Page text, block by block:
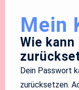
Mein
Wie
Dein Passwort
zurücksetzen.